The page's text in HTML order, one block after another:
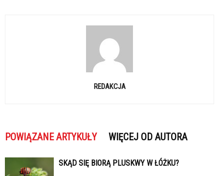
REDAKCJA
POWIĄZANE ARTYKUŁY WIĘCEJ OD AUTORA
SKĄD SIĘ BIORĄ PLUSKWY W ŁÓŻKU?